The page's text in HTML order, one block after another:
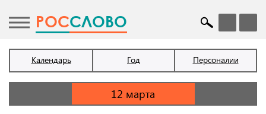
POCСЛОВО
Календарь Год Персоналии